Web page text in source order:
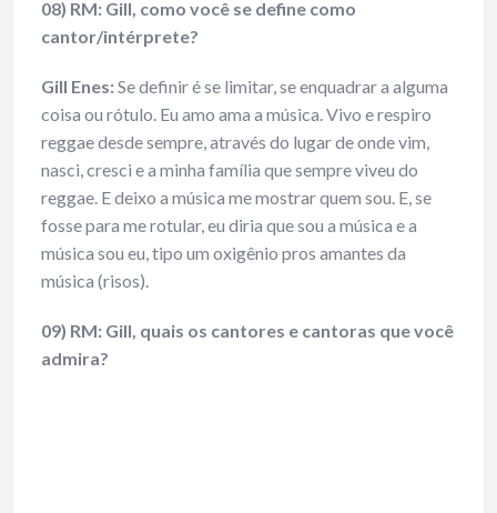
08) RM: Gill, como você se define como
cantor/intérprete?
Gill Enes:Se definir é se limitar, se enquadrar a alguma
coisa ou rótulo. Eu amo ama a música. Vivo e respiro
reggae desde sempre, através do lugar de onde vim,
nasci, cresci e a minha família que sempre viveu do
reggae. E deixo a música me mostrar quem sou. E, se
fosse para me rotular, eu diria que sou a música e a
música sou eu, tipo um oxigênio pros amantes da
música (risos).
09) RM: Gill, quais os cantores e cantoras que você
admira?